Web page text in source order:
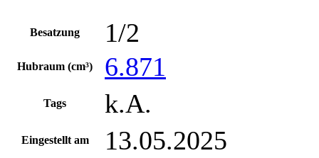
Besatzung 1/2
Hubraum (cm³) 6.871
Tags k.A.
Eingestellt am 13.05.2025